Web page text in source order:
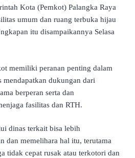
Kota (Pemkot) Palangka Raya
umum dan ruang terbuka hijau
itu disampaikannya Selasa
memiliki peranan penting dalam
mendapatkan dukungan dari
berperan serta dan
fasilitas dan RTH.
dinas terkait bisa lebih
dan memelihara hal itu, terutama
tidak cepat rusak atau terkotori dan